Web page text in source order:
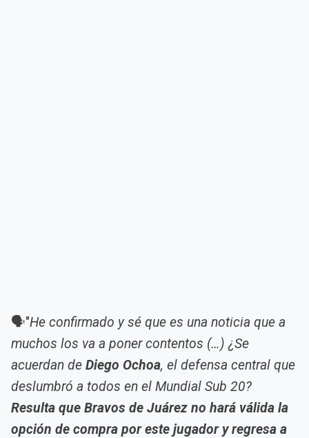
🗣️"He confirmado y sé que es una noticia que a
muchos los va a poner contentos (…) ¿Se
acuerdan de Diego Ochoa, el defensa central que
deslumbró a todos en el Mundial Sub 20?
Resulta que Bravos de Juárez no hará válida la
opción de compra por este jugador y regresa a